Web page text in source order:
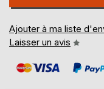
Ajouter à ma liste
Laisser un avis